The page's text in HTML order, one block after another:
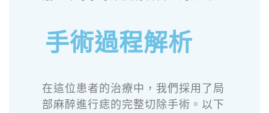
手術過程解析
在這位患者的治療中，我們採用了局
部麻醉進行痣的完整切除手術。以下